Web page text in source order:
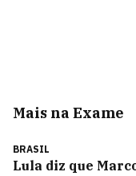
Mais na Exame
BRASIL
Lula diz que